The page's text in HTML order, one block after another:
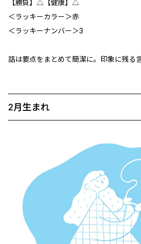
【勝負】△【健康】△
＜ラッキーカラー＞赤
＜ラッキーナンバー＞3
話は要点をまとめて簡潔に。印象に残る
2月生まれ